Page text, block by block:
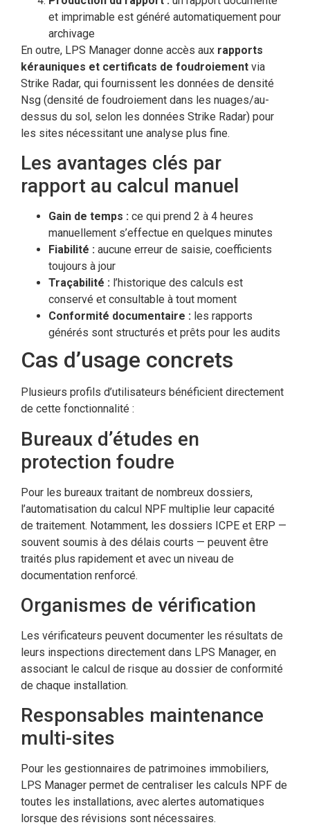
et imprimable est généré automatiquement pour
archivage
En outre, LPS Manager donne accès aux rapports
kérauniques et certificats de foudroiement via
Strike Radar, qui fournissent les données de densité
Nsg (densité de foudroiement dans les nuages/au-
dessus du sol, selon les données Strike Radar) pour
les sites nécessitant une analyse plus fine.
Les avantages clés par
rapport au calcul manuel
Gain de temps : ce qui prend 2 à 4 heures
manuellement s’effectue en quelques minutes
Fiabilité : aucune erreur de saisie, coefficients
toujours à jour
Traçabilité : l’historique des calculs est
conservé et consultable à tout moment
Conformité documentaire : les rapports
générés sont structurés et prêts pour les audits
Cas d’usage concrets
Plusieurs profils d’utilisateurs bénéficient directement
de cette fonctionnalité :
Bureaux d’études en
protection foudre
Pour les bureaux traitant de nombreux dossiers,
l’automatisation du calcul NPF multiplie leur capacité
de traitement. Notamment, les dossiers ICPE et ERP —
souvent soumis à des délais courts — peuvent être
traités plus rapidement et avec un niveau de
documentation renforcé.
Organismes de vérification
Les vérificateurs peuvent documenter les résultats de
leurs inspections directement dans LPS Manager, en
associant le calcul de risque au dossier de conformité
de chaque installation.
Responsables maintenance
multi-sites
Pour les gestionnaires de patrimoines immobiliers,
LPS Manager permet de centraliser les calculs NPF de
toutes les installations, avec alertes automatiques
lorsque des révisions sont nécessaires.